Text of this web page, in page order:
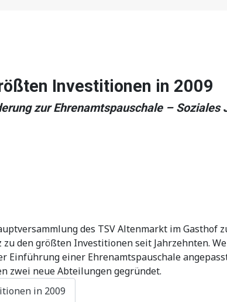
Investitionen in 2009
zur Ehrenamtspauschale –
des TSV Altenmarkt im Gasthof
den größten Investitionen seit Jahrzehnten.
Einführung einer Ehrenamtspauschale
zwei neue Abteilungen gegründet.
in 2009